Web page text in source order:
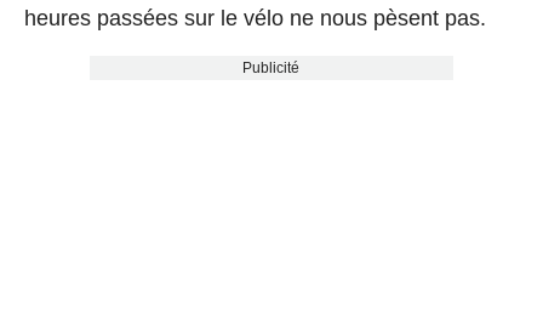
heures passées sur le vélo ne nous pèsent pas.
Publicité